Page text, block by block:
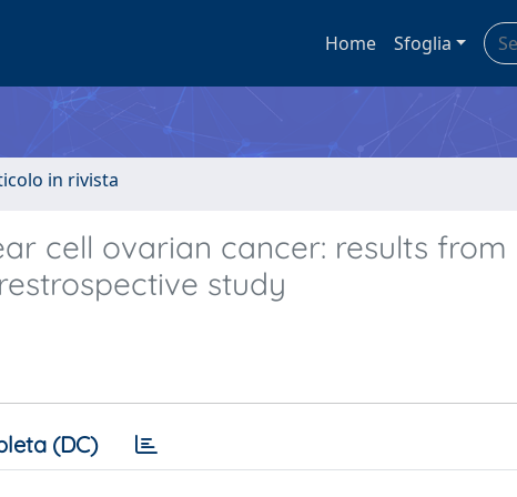
Home Sfoglia
in rivista
cell ovarian cancer: results from
study
(DC)